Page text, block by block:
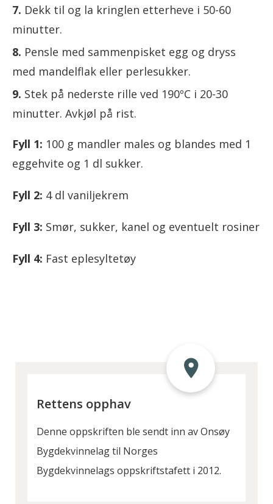
Dekk til og la kringlen etterheve i 50-60
minutter.
Pensle med sammenpisket egg og dryss
med mandelflak eller perlesukker.
Stek på nederste rille ved 190ºC i 20-30
minutter. Avkjøl på rist.
Fyll 1: 100 g mandler males og blandes med 1
eggehvite og 1 dl sukker.
Fyll 2: 4 dl vaniljekrem
Fyll 3: Smør, sukker, kanel og eventuelt rosiner
Fyll 4: Fast eplesyltetøy
Rettens opphav
Denne oppskriften ble sendt inn av Onsøy
Bygdekvinnelag til Norges
Bygdekvinnelags oppskriftstafett i 2012.